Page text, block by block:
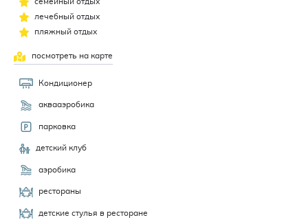
лечебный отдых
пляжный отдых
посмотреть на карте
Кондиционер
аквааэробика
парковка
детский клуб
аэробика
рестораны
детские стулья в ресторане